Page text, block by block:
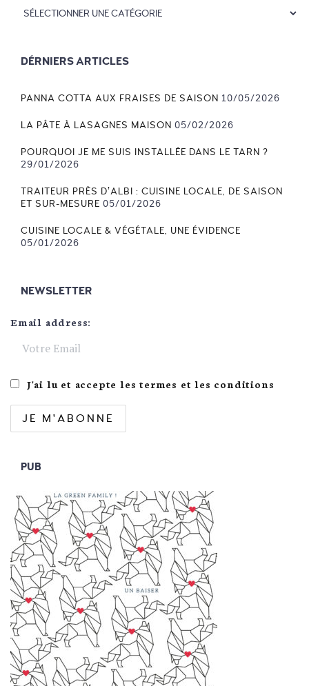
DÉRNIERS ARTICLES
PANNA COTTA AUX FRAISES DE SAISON 10/05/2026
LA PÂTE À LASAGNES MAISON 05/02/2026
POURQUOI JE ME SUIS INSTALLÉE DANS LE TARN ?
29/01/2026
TRAITEUR PRÈS D’ALBI : CUISINE LOCALE, DE SAISON
ET SUR-MESURE 05/01/2026
CUISINE LOCALE & VÉGÉTALE, UNE ÉVIDENCE
05/01/2026
NEWSLETTER
Email address:
J'ai lu et accepte les termes et les conditions
PUB